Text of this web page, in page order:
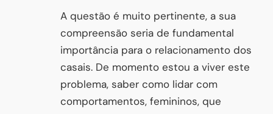
A questão é muito pertinente, a sua
compreensão seria de fundamental
importância para o relacionamento dos
casais. De momento estou a viver este
problema, saber como lidar com
comportamentos, femininos, que